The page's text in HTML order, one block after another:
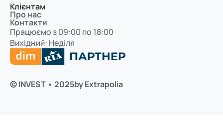
Клієнтам
Про нас
Контакти
Працюємо з 09:00 по 18:00
Вихідний: Неділя
© INVEST • 2025by Extrapolia